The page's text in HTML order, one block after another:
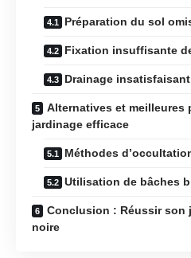
Préparation du sol
Fixation insuffisante
Drainage insatisfaisant
Alternatives et meilleures
jardinage efficace
Méthodes
Utilisation de bâches
Conclusion : Réussir son
noire